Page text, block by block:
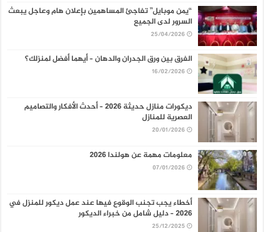
“يمن موبايل” تفاجئ المساهمين بإعلان هام وعاجل يبعث
السرور لدى الجميع
25/04/2026
الفرق بين ورق الجدران والدهان – أيهما أفضل لمنزلك؟
16/02/2026
ديكورات منازل حديثة 2026 – أحدث الأفكار والتصاميم
العصرية للمنازل
20/01/2026
معلومات مهمة عن هولندا 2026
07/01/2026
أخطاء يجب تجنب الوقوع فيها عند عمل ديكور للمنزل في
2026 – دليل شامل من خبراء الديكور
25/12/2025